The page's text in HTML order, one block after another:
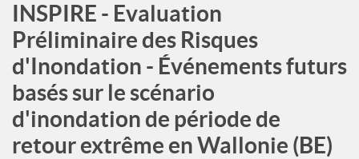
INSPIRE - Evaluation
Préliminaire des Risques
d'Inondation - Événements futurs
basés sur le scénario
d'inondation de période de
retour extrême en Wallonie (BE)